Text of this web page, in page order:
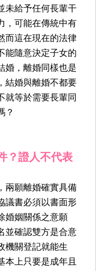
未給予任何長輩干
，可能在傳統中有
而這在現在的法律
能隨意決定子女的
婚，離婚同樣也是
結婚與離婚不都要
就等於需要長輩同
？
？證人不代表
兩願離婚確實具備
議書必須以書面形
婚姻關係之意願
並確認雙方是合意
機關登記就能生
本上只要是成年且